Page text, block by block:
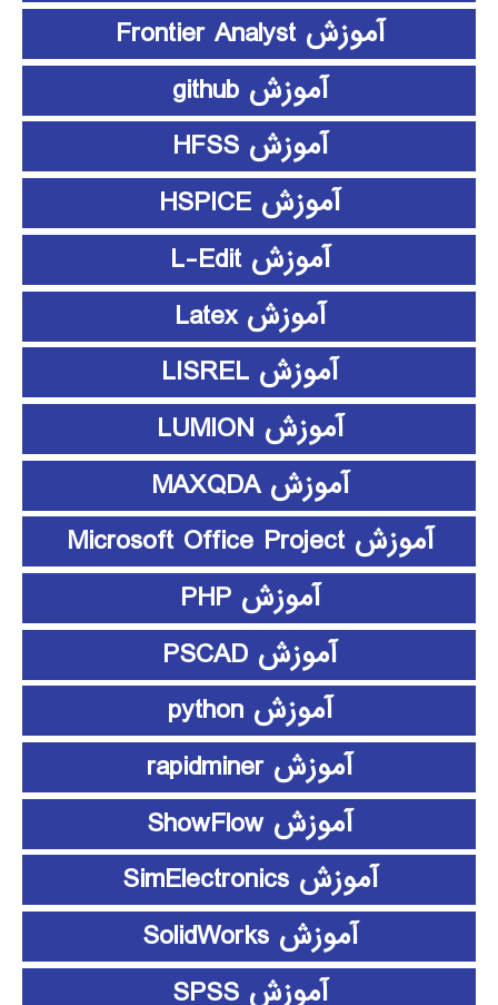
آموزش Frontier Analyst
آموزش github
آموزش HFSS
آموزش HSPICE
آموزش L-Edit
آموزش Latex
آموزش LISREL
آموزش LUMION
آموزش MAXQDA
آموزش Microsoft Office Project
آموزش PHP
آموزش PSCAD
آموزش python
آموزش rapidminer
آموزش ShowFlow
آموزش SimElectronics
آموزش SolidWorks
آموزش SPSS